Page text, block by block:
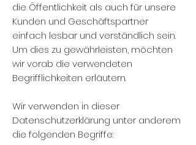
die Öffentlichkeit als auch für unsere
Kunden und Geschäftspartner
einfach lesbar und verständlich sein.
Um dies zu gewährleisten, möchten
wir vorab die verwendeten
Begrifflichkeiten erläutern.
Wir verwenden in dieser
Datenschutzerklärung unter anderem
die folgenden Begriffe: